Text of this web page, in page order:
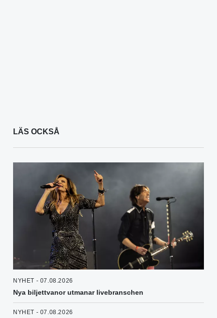
LÄS OCKSÅ
NYHET - 07.08.2026
Nya biljettvanor utmanar livebranschen
NYHET - 07.08.2026